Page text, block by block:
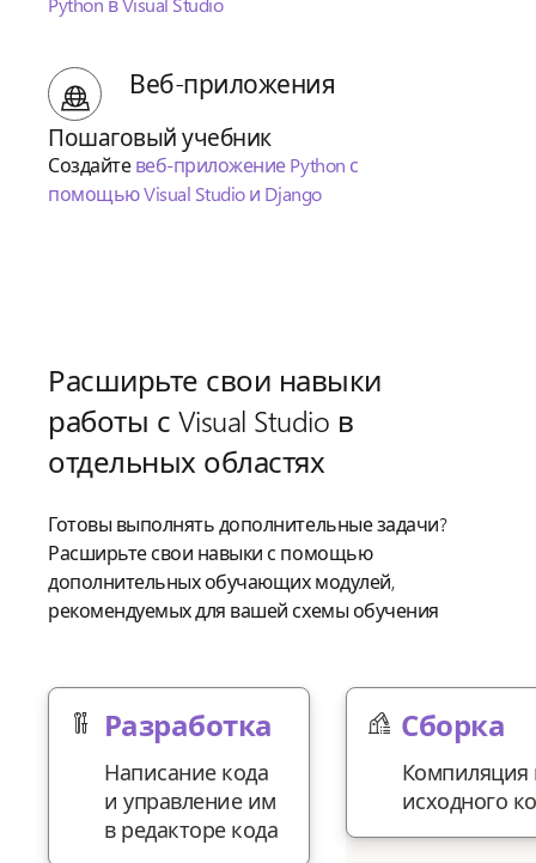
Веб-приложения
Пошаговый учебник
Создайтевеб-приложение Python с
помощью Visual Studio и Django
Расширьте свои навыки
работы с Visual Studio в
отдельных областях
Готовы выполнять дополнительные задачи?
Расширьте свои навыки с помощью
дополнительных обучающих модулей,
рекомендуемых для вашей схемы обучения
Разработка
Написание кода
и управление им
в редакторе кода
Сборка
Компиляция
исходного